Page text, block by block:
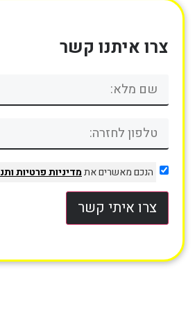
צרו איתנו קשר
הנכם מאשרים אתמדיניות פרטיות
צרו איתי קשר